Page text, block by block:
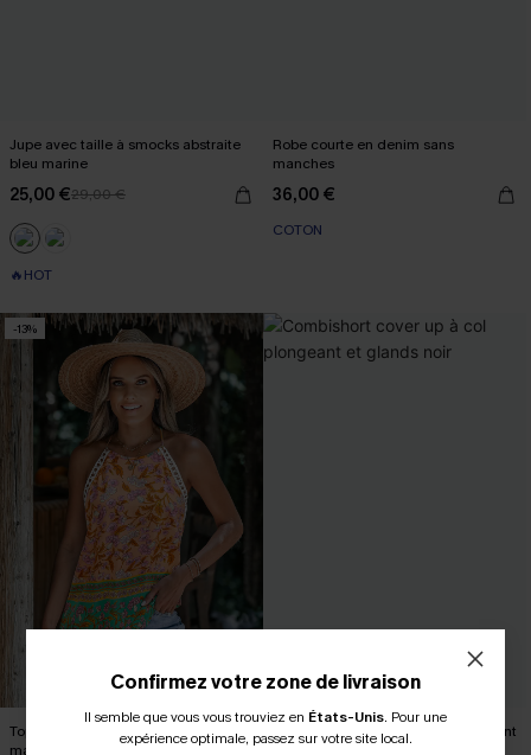
Jupe avec taille à smocks abstraite
bleu marine
25,00 €29,00 €
🔥HOT
Robe courte en denim sans
manches
36,00 €
COTON
-13%
Top fleuri tissé col haut sans
manches
Combishort cover up à col plongeant
Confirmez votre zone de livraison
Il semble que vous vous trouviez en États-Unis. Pour une
expérience optimale, passez sur votre site local.